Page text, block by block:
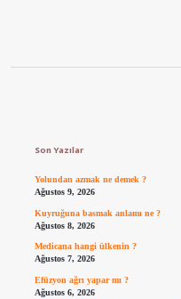
Son Yazılar
Yolundan azmak ne demek ?
Ağustos 9, 2026
Kuyruğuna basmak anlamı ne ?
Ağustos 8, 2026
Medicana hangi ülkenin ?
Ağustos 7, 2026
Efüzyon ağrı yapar mı ?
Ağustos 6, 2026